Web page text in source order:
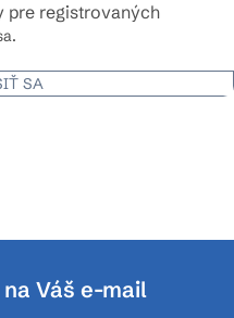
pre registrovaných
SA
Váš e-mail